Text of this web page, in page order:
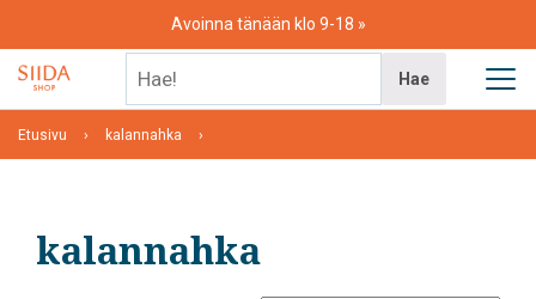
content
Avoinna tänään klo 9-18
Hae
Etusivu kalannahka
kalannahka